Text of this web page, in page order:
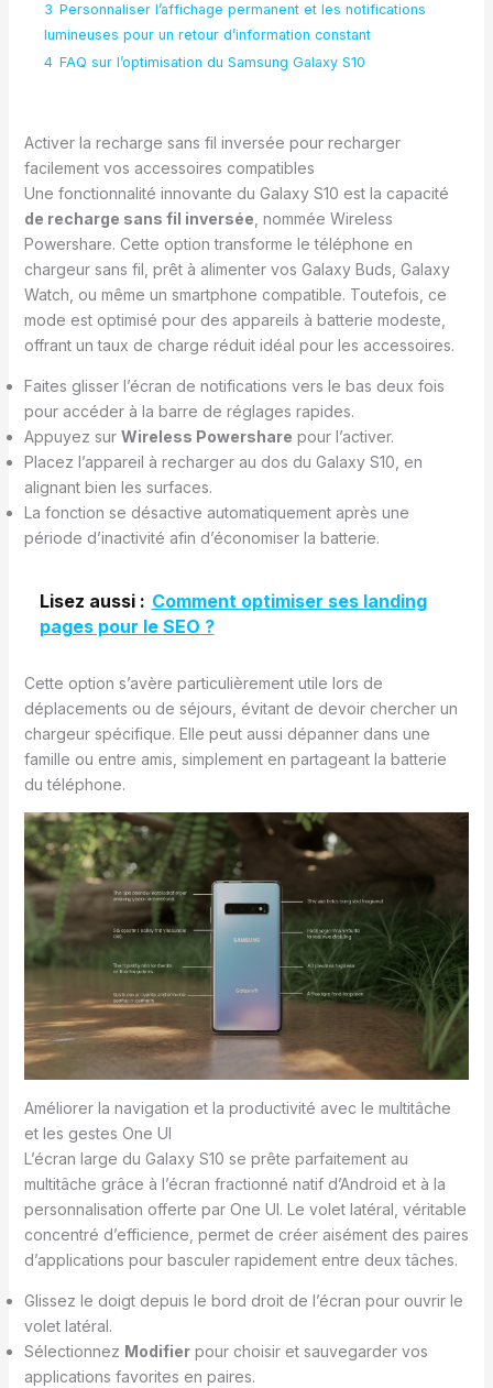
3 Personnaliser l’affichage permanent et les notifications
lumineuses pour un retour d’information constant
4 FAQ sur l’optimisation du Samsung Galaxy S10
Activer la recharge sans fil inversée pour recharger
facilement vos accessoires compatibles
Une fonctionnalité innovante du Galaxy S10 est la capacité
de recharge sans fil inversée , nommée Wireless
Powershare. Cette option transforme le téléphone en
chargeur sans fil, prêt à alimenter vos Galaxy Buds, Galaxy
Watch, ou même un smartphone compatible. Toutefois, ce
mode est optimisé pour des appareils à batterie modeste,
offrant un taux de charge réduit idéal pour les accessoires.
Faites glisser l’écran de notifications vers le bas deux fois
pour accéder à la barre de réglages rapides.
Appuyez sur Wireless Powershare pour l’activer.
Placez l’appareil à recharger au dos du Galaxy S10, en
alignant bien les surfaces.
La fonction se désactive automatiquement après une
période d’inactivité afin d’économiser la batterie.
Lisez aussi : Comment optimiser ses landing
pages pour le SEO ?
Cette option s’avère particulièrement utile lors de
déplacements ou de séjours, évitant de devoir chercher un
chargeur spécifique. Elle peut aussi dépanner dans une
famille ou entre amis, simplement en partageant la batterie
du téléphone.
Améliorer la navigation et la productivité avec le multitâche
et les gestes One UI
L’écran large du Galaxy S10 se prête parfaitement au
multitâche grâce à l’écran fractionné natif d’Android et à la
personnalisation offerte par One UI. Le volet latéral, véritable
concentré d’efficience, permet de créer aisément des paires
d’applications pour basculer rapidement entre deux tâches.
Glissez le doigt depuis le bord droit de l’écran pour ouvrir le
volet latéral.
Sélectionnez Modifierpour choisir et sauvegarder vos
applications favorites en paires.